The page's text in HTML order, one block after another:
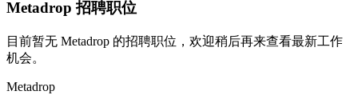
Metadrop 招聘职位
目前暂无 Metadrop 的招聘职位，欢迎稍后再来查看最新工作
机会。
Metadrop